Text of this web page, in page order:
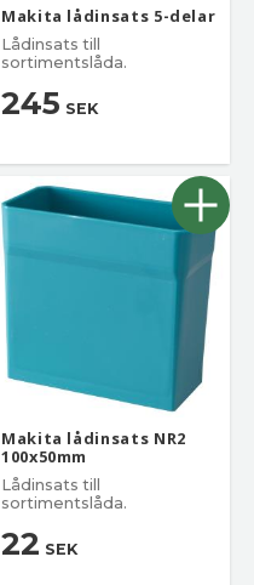
Makita lådinsats 5-delar
Lådinsats till
sortimentslåda.
245 SEK
Makita lådinsats NR2
100x50mm
Lådinsats till
sortimentslåda.
22 SEK